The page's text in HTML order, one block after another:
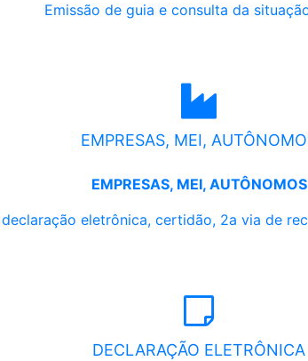
Emissão de guia e consulta da
EMPRESAS, MEI,
EMPRESAS, MEI, AUTÔNOMOS
eletrônica, certidão, 2a via de
DECLARAÇÃO ELETRÔNICA